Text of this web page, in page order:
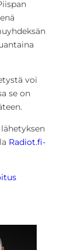
voi
se on
Radiot.fi-